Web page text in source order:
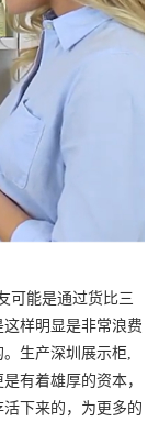
可能是通过货比三
样明显是非常浪费
生产深圳展示柜,
有着雄厚的资本，
下来的，为更多的